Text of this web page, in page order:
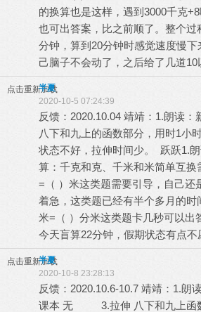
的换算也是这样，遇到3000千克
也可出答案，比之前顺了。整个过
分钟，算到20分钟时感觉速度慢
己脑子不会动了，之后给了几道10
点击重新加载
半夏
2020-10-5 07:24:39
反馈：2020.10.04 靖靖：1.朗
八下和九上的函数部分，用时1小
状态不好，拉伸时间少。 跃跃
算：千克和克、千米和米简单互换
=（ ）米这类题需要引导，自己还
着急，这类题已经有半个多月的时
米=（ ）分米这类题卡几秒可以出
今天盲算22分钟，假期状态有点不
点击重新加载
半夏
2020-10-8 23:28:13
反馈：2020.10.6-10.7 靖靖：
课本 无 3.拉伸 八下和九上函